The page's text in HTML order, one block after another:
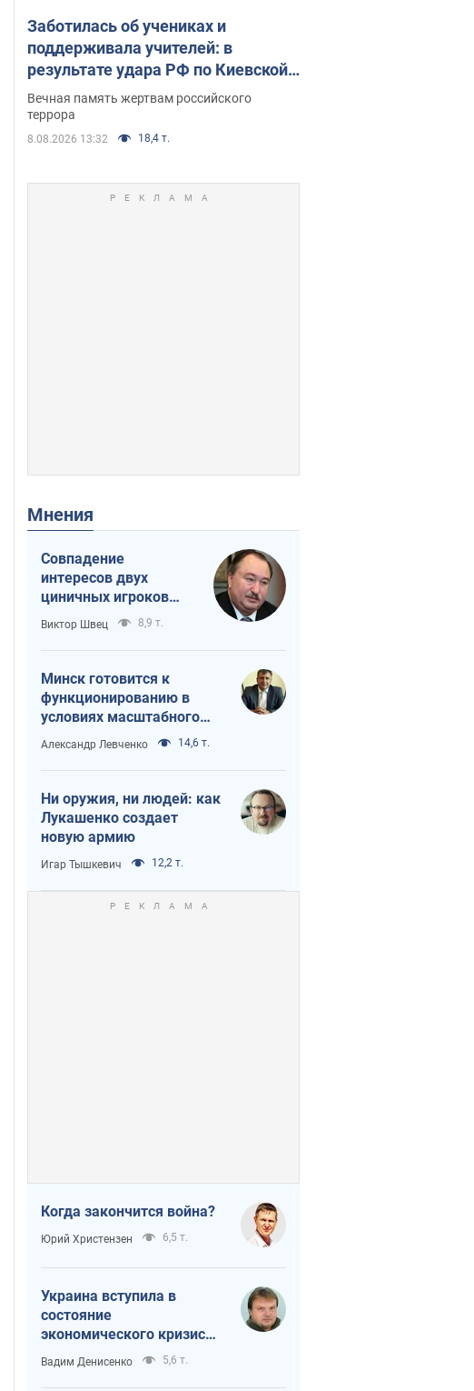
Заботилась об учениках и
поддерживала учителей: в
результате удара РФ по Киевской
области погибли директор
киевского лицея, её муж и внук
Вечная память жертвам российского
террора
8.08.2026 13:32 18,4 т.
Мнения
Совпадение
интересов двух
циничных игроков
или тайный план
Трампа и Путина?
Виктор Швец 8,9 т.
Минск готовится к
функционированию в
условиях масштабного
военного кризиса
Александр Левченко 14,6 т.
Ни оружия, ни людей: как
Лукашенко создает
новую армию
Игар Тышкевич 12,2 т.
Когда закончится война?
Юрий Христензен 6,5 т.
Украина вступила в
состояние
экономического кризиса.
Есть ли свет в конце
туннеля?
Вадим Денисенко 5,6 т.